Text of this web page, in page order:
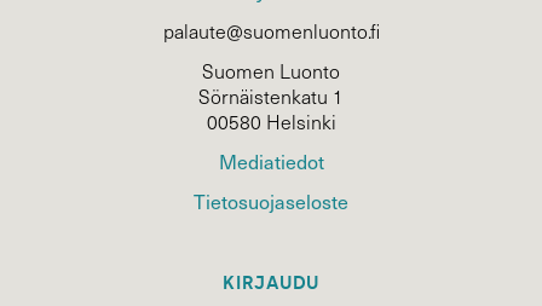
palaute@suomenluonto.fi
Suomen Luonto
Sörnäistenkatu 1
00580 Helsinki
Mediatiedot
Tietosuojaseloste
KIRJAUDU